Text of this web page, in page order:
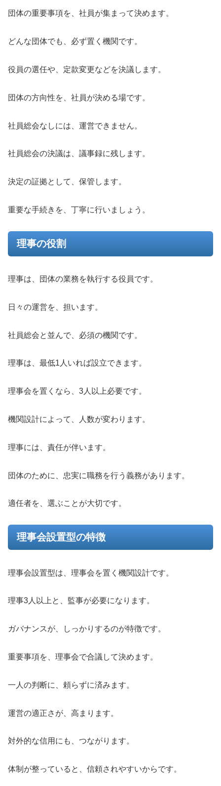
団体の重要事項を、社員が集まって決めます。
どんな団体でも、必ず置く機関です。
役員の選任や、定款変更などを決議します。
団体の方向性を、社員が決める場です。
社員総会なしには、運営できません。
社員総会の決議は、議事録に残します。
決定の証拠として、保管します。
重要な手続きを、丁寧に行いましょう。
理事の役割
理事は、団体の業務を執行する役員です。
日々の運営を、担います。
社員総会と並んで、必須の機関です。
理事は、最低1人いれば設立できます。
理事会を置くなら、3人以上必要です。
機関設計によって、人数が変わります。
理事には、責任が伴います。
団体のために、忠実に職務を行う義務があります。
適任者を、選ぶことが大切です。
理事会設置型の特徴
理事会設置型は、理事会を置く機関設計です。
理事3人以上と、監事が必要になります。
ガバナンスが、しっかりするのが特徴です。
重要事項を、理事会で合議して決めます。
一人の判断に、頼らずに済みます。
運営の適正さが、高まります。
対外的な信用にも、つながります。
体制が整っていると、信頼されやすいからです。